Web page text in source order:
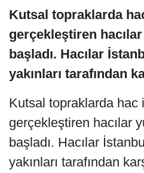
Kutsal topraklarda
gerçekleştiren
başladı. Hacılar
yakınları tarafından
Kutsal topraklarda hac
gerçekleştiren hacılar
başladı. Hacılar
yakınları tarafından